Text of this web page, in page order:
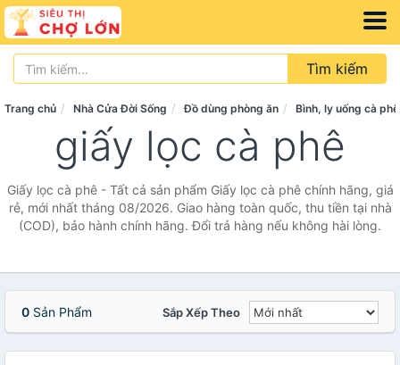
Tìm kiếm
Trang chủ Nhà Cửa Đời Sống Đồ dùng phòng ăn Bình, ly uống cà
giấy lọc cà phê
Giấy lọc cà phê - Tất cả sản phẩm Giấy lọc cà phê chính hãng, giá
rẻ, mới nhất tháng 08/2026. Giao hàng toàn quốc, thu tiền tại nhà
(COD), bảo hành chính hãng. Đổi trả hàng nếu không hài lòng.
0 Sản Phẩm Sắp Xếp Theo